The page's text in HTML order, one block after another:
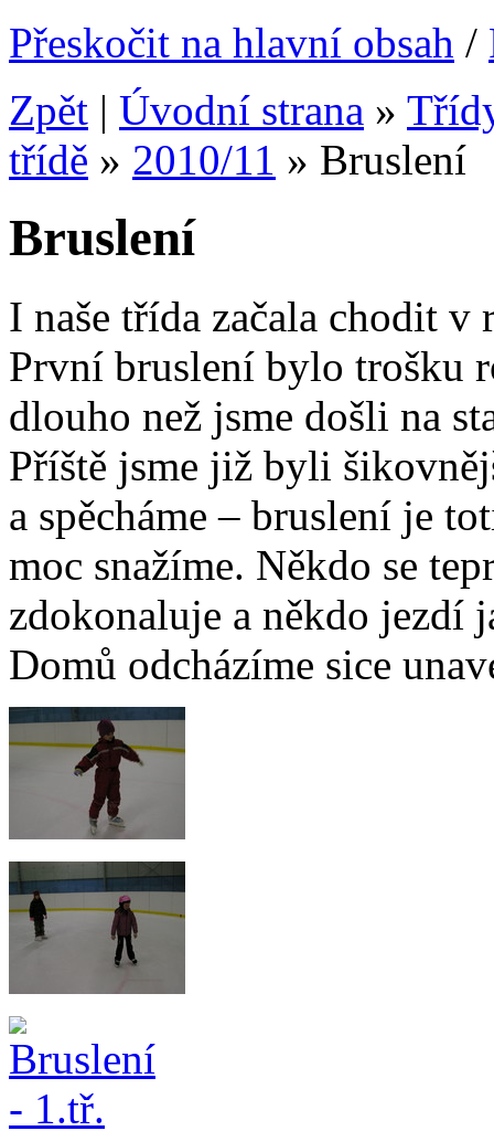
Přeskočit na hlavní obsah /
Zpět | Úvodní strana »
třídě » 2010/11 » Bruslení
Bruslení
I naše třída začala chodit
První bruslení bylo trošku
dlouho než jsme došli na
Příště jsme již byli
a spěcháme – bruslení je
moc snažíme. Někdo se
zdokonaluje a někdo
Domů odcházíme sice